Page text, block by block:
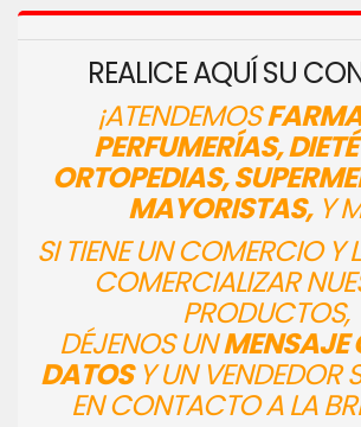
REALICE AQUÍ SU
¡ATENDEMOS
PERFUMERÍAS,
ORTOPEDIAS,
MAYORISTAS,Y
SI TIENE UN COMERCIO Y
COMERCIALIZAR
PRODUCTOS,
DÉJENOS UNMENSAJE
DATOSY UN VENDEDOR
EN CONTACTO A LA